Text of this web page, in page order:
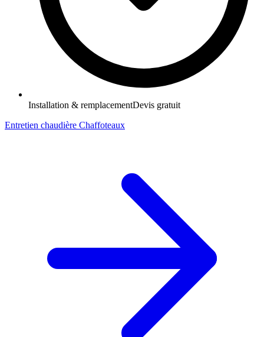
Installation & remplacementDevis gratuit
Entretien chaudière Chaffoteaux